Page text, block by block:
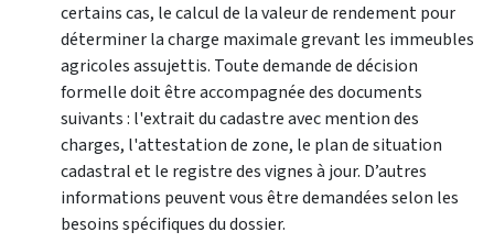
certains cas, le calcul de la valeur de rendement pour
déterminer la charge maximale grevant les immeubles
agricoles assujettis. Toute demande de décision
formelle doit être accompagnée des documents
suivants : l'extrait du cadastre avec mention des
charges, l'attestation de zone, le plan de situation
cadastral et le registre des vignesà jour. D’autres
informations peuvent vous être demandées selon les
besoins spécifiques du dossier.